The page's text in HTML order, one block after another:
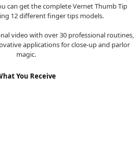
can get the complete Vernet Thumb Tip
12 different finger tips models.
video with over 30 professional routines,
applications for close-up and parlor
magic.
You Receive